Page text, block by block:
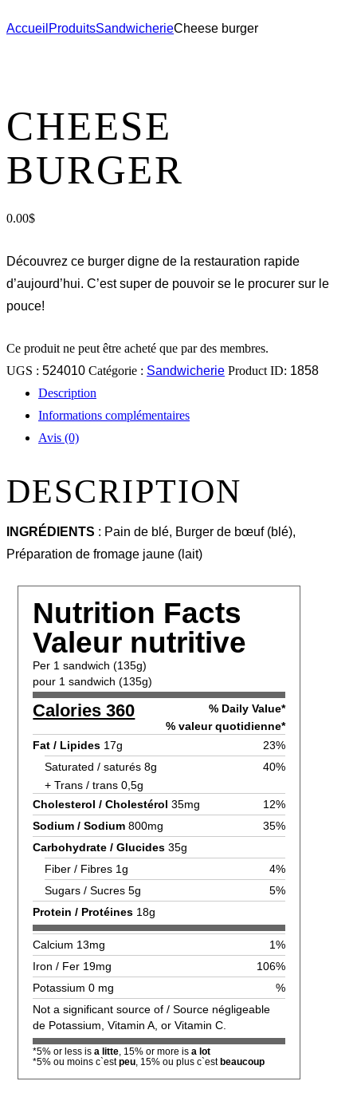
Accueil ProduitsSandwicherieCheese burger
CHEESE
BURGER
0.00$
Découvrez ce burger digne de la restauration rapide
d’aujourd’hui. C’est super de pouvoir se le procurer sur le
pouce!
Ce produit ne peut être acheté que par des membres.
UGS : 524010 Catégorie : Sandwicherie Product ID: 1858
Description
Informations complémentaires
Avis (0)
DESCRIPTION
INGRÉDIENTS : Pain de blé, Burger de bœuf (blé),
Préparation de fromage jaune (lait)
Nutrition Facts
Valeur nutritive
Per 1 sandwich (135g)
pour 1 sandwich (135g)
Calories 360
% Daily Value*
% valeur quotidienne*
Fat / Lipides 17g
23%
Saturated / saturés 8g
40%
+ Trans / trans 0,5g
Cholesterol / Cholestérol 35mg
12%
Sodium / Sodium 800mg
35%
Carbohydrate / Glucides 35g
Fiber / Fibres 1g
4%
Sugars / Sucres 5g
5%
Protein / Protéines 18g
Calcium 13mg
1%
Iron / Fer 19mg
106%
Potassium 0 mg
%
Not a significant source of / Source négligeable
de Potassium, Vitamin A, or Vitamin C.
*5% or less isa litte , 15% or more isa lot
*5% ou moins c`estpeu , 15% ou plus c`est beaucoup